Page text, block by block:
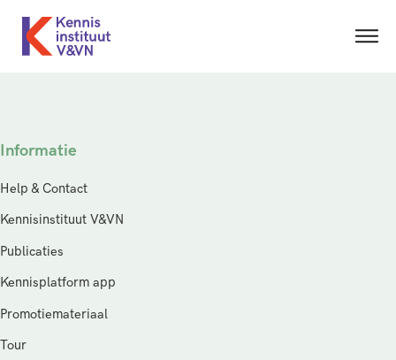
Informatie
Help & Contact
Kennisinstituut V&VN
Publicaties
Kennisplatform app
Promotiemateriaal
Tour